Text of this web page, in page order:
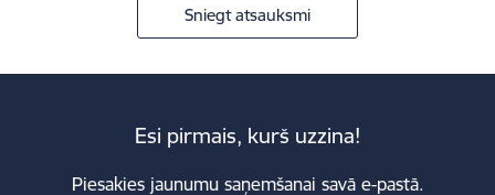
Sniegt atsauksmi
Esi pirmais, kurš uzzina!
Piesakies jaunumu saņemšanai savā e-pastā.